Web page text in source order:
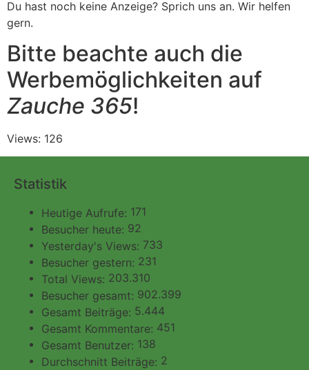
Du hast noch keine Anzeige? Sprich uns an. Wir helfen
gern.
Bitte beachte auch die
Werbemöglichkeiten auf
Zauche 365!
Views: 126
Statistik
Heutige Aufrufe: 171
Besucher heute: 92
Yesterday's Views: 733
Besucher gestern: 231
Total Views: 203.310
Besucher gesamt: 902.399
Gesamt Beiträge: 5.444
Gesamt Kommentare: 451
Gesamt Benutzer: 138
Durchschnitt Beiträge: 2